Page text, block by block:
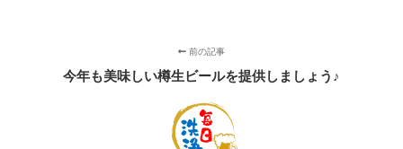
前の記事
今年も美味しい樽生ビールを提供しましょう♪